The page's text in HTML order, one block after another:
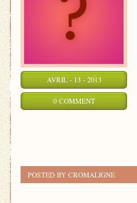
AVRIL - 13 - 2013
0 COMMENT
POSTED BY CROMALIGNE